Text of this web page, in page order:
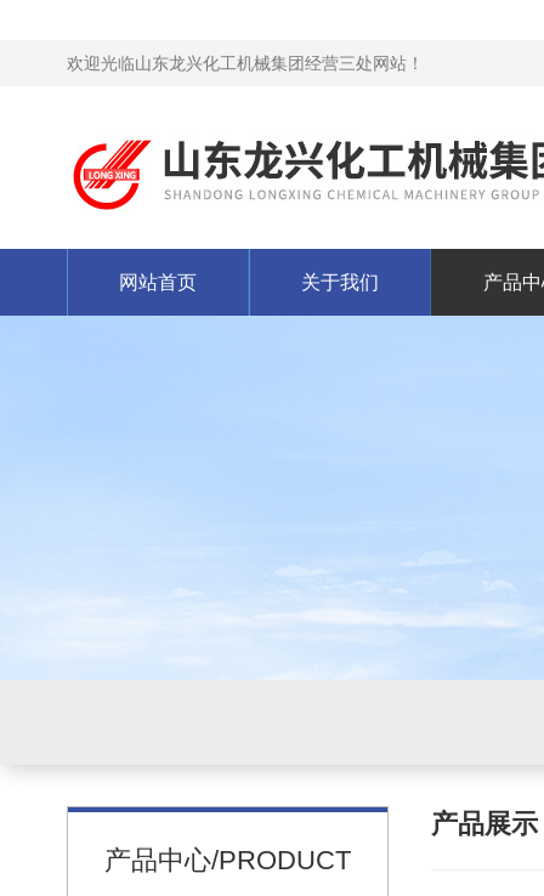
欢迎光临山东龙兴化工机械集团经营三处网站！
网站首页 关于我们 产品
产品中心/PRODUCT
产品展示